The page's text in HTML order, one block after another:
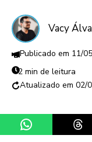
Vacy
11/
2 min de leitura
02/
Share on